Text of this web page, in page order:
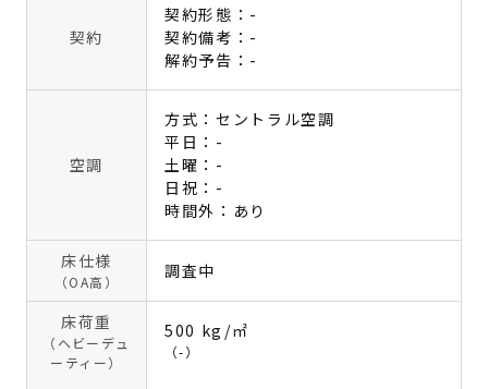
契約
契約形態：-
契約備考：-
解約予告：-
空調
方式：セントラル空調
平日：-
土曜：-
日祝：-
時間外：あり
床仕様
（OA高）
調査中
床荷重
（ヘビーデュ
ーティー）
500 kg/㎡
（-）